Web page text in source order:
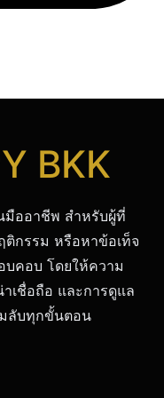
BKK
มืออาชีพ สำหรับผู้ที่
กรรม หรือหาข้อเท็จ
บคอบ โดยให้ความ
เชื่อถือ และการดูแล
ลับทุกขั้นตอน